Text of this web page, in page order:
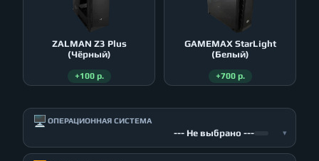
ZALMAN Z3 Plus
(Чёрный)
+100 р.
GAMEMAX StarLight
(Белый)
+700 р.
🖥️ ОПЕРАЦИОННАЯ СИСТЕМА
--- Не выбрано --- ▾